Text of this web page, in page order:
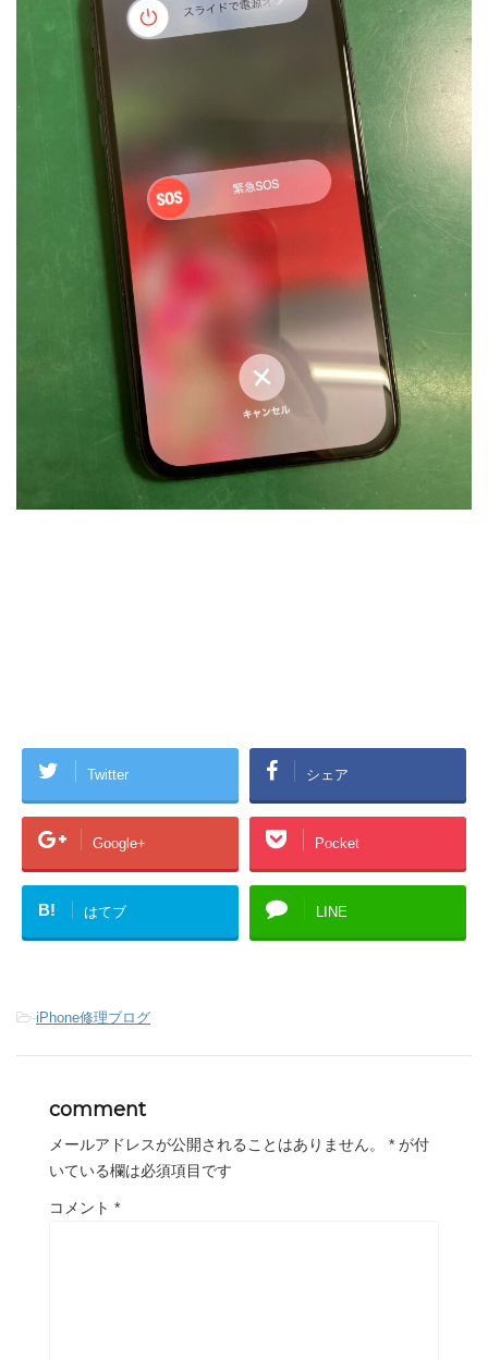
Twitter シェア
Google+ Pocket
B! はてブ LINE
-iPhone修理ブログ
comment
メールアドレスが公開されることはありません。 * が付
いている欄は必須項目です
コメント *